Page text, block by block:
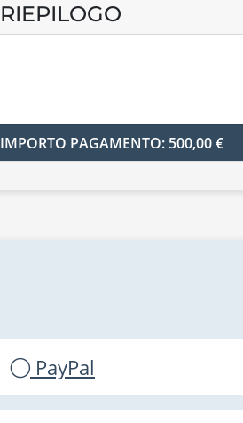
RIEPILOGO
IMPORTO PAGAMENTO: 500,00 €
PayPal